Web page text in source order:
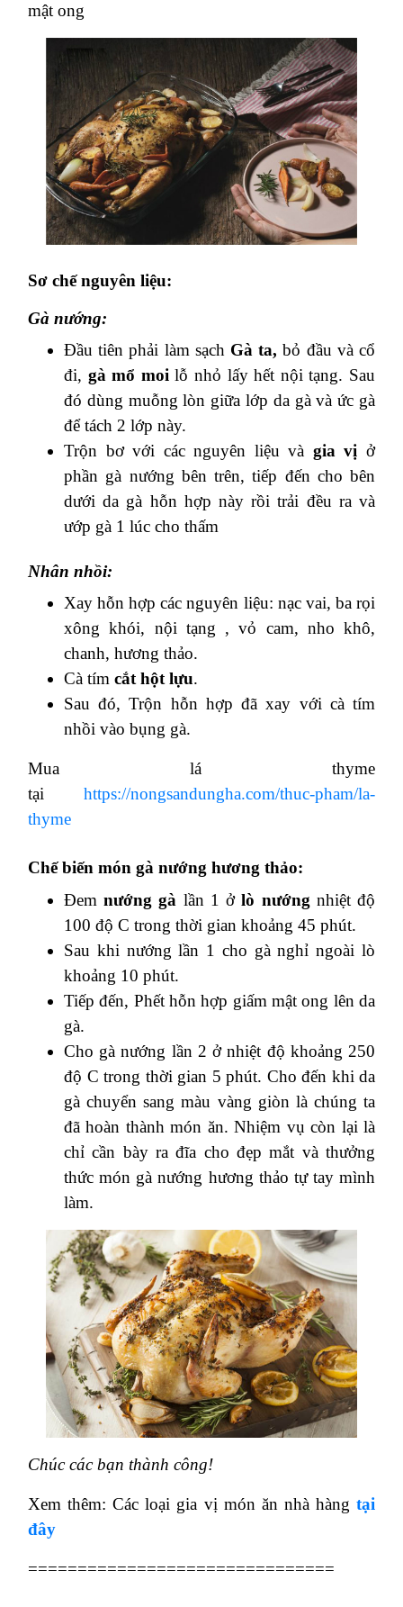
mật ong
Sơ chế nguyên liệu:
Gà nướng:
Đầu tiên phải làm sạch Gà ta,bỏ đầu và cổ
đi, gà mổ moilỗ nhỏ lấy hết nội tạng. Sau
đó dùng muỗng lòn giữa lớp da gà và ức gà
để tách 2 lớp này.
Trộn bơ với các nguyên liệu và gia vị ở
phần gà nướng bên trên, tiếp đến cho bên
dưới da gà hỗn hợp này rồi trải đều ra và
ướp gà 1 lúc cho thấm
Nhân nhồi:
Xay hỗn hợp các nguyên liệu: nạc vai, ba rọi
xông khói, nội tạng , vỏ cam, nho khô,
chanh, hương thảo.
Cà tím cắt hột lựu.
Sau đó, Trộn hỗn hợp đã xay với cà tím
nhồi vào bụng gà.
Mua lá thyme
tại https://nongsandungha.com/thuc-pham/la-
thyme
Chế biến món gà nướng hương thảo:
Đemnướng gà lần 1 ởlò nướngnhiệt độ
100 độ C trong thời gian khoảng 45 phút.
Sau khi nướng lần 1 cho gà nghỉ ngoài lò
khoảng 10 phút.
Tiếp đến, Phết hỗn hợp giấm mật ong lên da
gà.
Cho gà nướng lần 2 ở nhiệt độ khoảng 250
độ C trong thời gian 5 phút. Cho đến khi da
gà chuyển sang màu vàng giòn là chúng ta
đã hoàn thành món ăn. Nhiệm vụ còn lại là
chỉ cần bày ra đĩa cho đẹp mắt và thưởng
thức món gà nướng hương thảo tự tay mình
làm.
Chúc các bạn thành công!
Xem thêm: Các loại gia vị món ăn nhà hàng tại
đây
===============================